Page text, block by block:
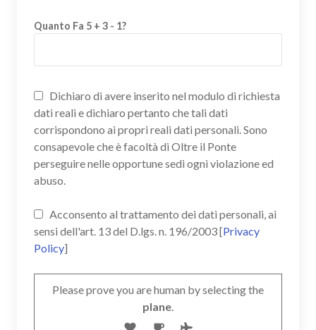
Quanto Fa 5 + 3 - 1?
Dichiaro di avere inserito nel modulo di richiesta
dati reali e dichiaro pertanto che tali dati
corrispondono ai propri reali dati personali. Sono
consapevole che è facoltà di Oltre il Ponte
perseguire nelle opportune sedi ogni violazione ed
abuso.
Acconsento al trattamento dei dati personali, ai
sensi dell'art. 13 del D.lgs. n. 196/2003 [Privacy
Policy]
Please prove you are human by selecting the
plane.